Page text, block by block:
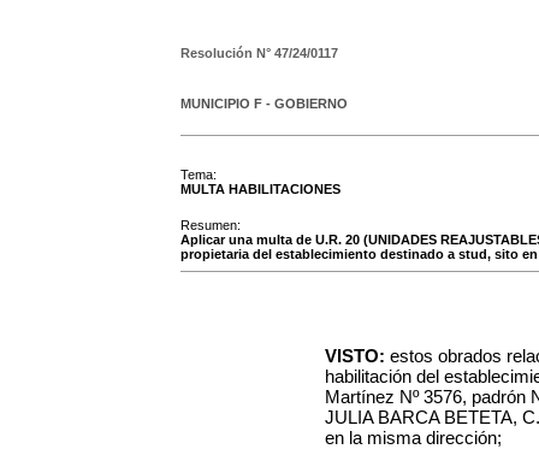
Resolución N° 47/24/0117
MUNICIPIO F - GOBIERNO
Tema:
MULTA HABILITACIONES
Resumen:
Aplicar una multa de U.R. 20 (UNIDADES
propietaria del establecimiento destinado a stud, sito en
VISTO: estos obrados
habilitación del
Martínez Nº 3576, padrón
JULIA BARCA BETETA,
en la misma dirección;